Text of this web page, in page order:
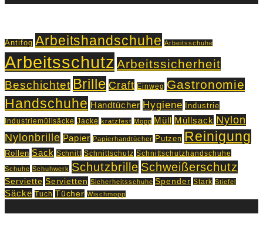
Antifog Arbeitshandschuhe Arbeitsschuhe
Arbeitsschutz Arbeitssicherheit
Beschichtet Brille Craft Einweg Gastronomie
Handschuhe Handtücher Hygiene Industrie
Industriemüllsäcke Jacke kratzfest Mopp Müll Müllsack Nylon
Nylonbrille Papier Papierhandtücher Putzen Reinigung
Rollen Sack Schnitt Schnittschutz Schnittschutzhandschuhe
Schuhe Schuhwerk Schutzbrille Schweißerschutz
Serviette Servietten Sicherheitsschuhe Spender Stark Stiefel
Säcke Tuch Tücher Wischmopp